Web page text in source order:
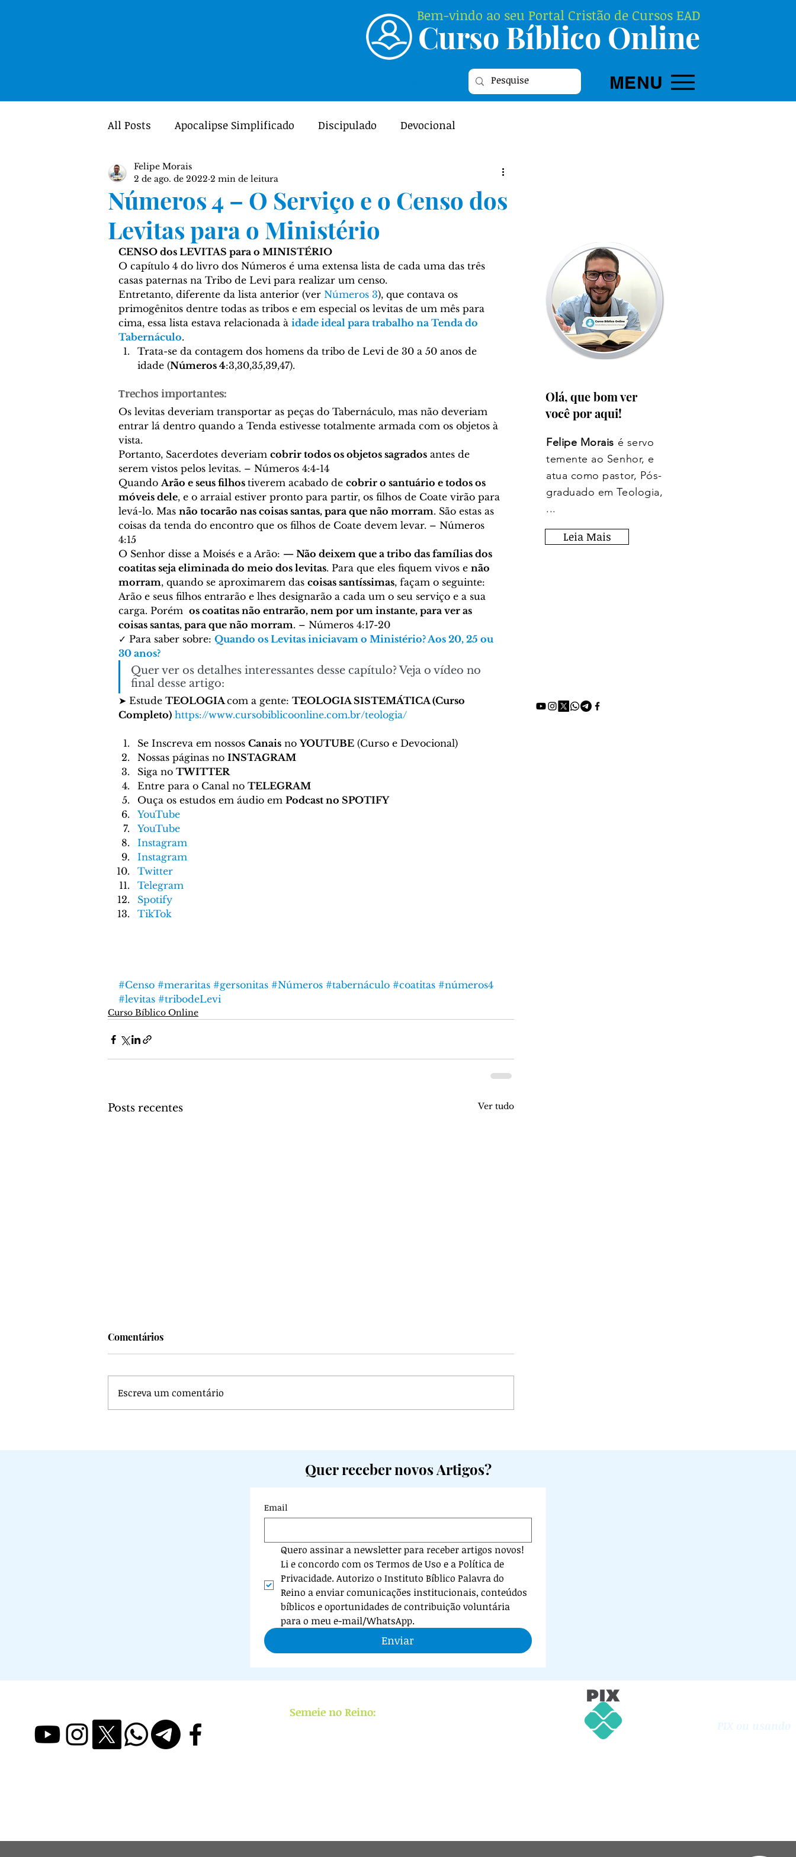
Curso Bíblico Online
Bem-vindo ao seu Portal Cristão de Cursos EAD
MENU
All Posts Apocalipse Simplificado Discipulado Devocional
Mulheres Portal GUIAME
Teologia Crítica Textual - As Escrituras
Cronologia Bíblica EVANGELISMO E MISSÕES Curso Bíblico Online
Reis de Israel e Reis de Judá Geografia Bíblica Festas Bíblicas
Sacerdócio Tabernáculo
Comentário Bíblico - Felipe Morais Traduções - © Curso Bíblico Online
Profetas Soteriologia Calvinismo Arminianismo
Bibliologia Lições Bíblicas Escatologia
Números 4 – O Serviço e o Censo dos
Levitas para o Ministério
Felipe Morais
2 de ago. de 2022 2 min de leitura
CENSO dos LEVITAS para o MINISTÉRIO
O capítulo 4 do livro dos Números é uma extensa lista de cada uma das três
casas paternas na Tribo de Levi para realizar um censo.
Entretanto, diferente da lista anterior (ver Números 3), que contava os
primogênitos dentre todas as tribos e em especial os levitas de um mês para
cima, essa lista estava relacionada à idade ideal para trabalho na Tenda do
Tabernáculo.
Trata-se da contagem dos homens da tribo de Levi de 30 a 50 anos de
idade (Números 4:3,30,35,39,47).
Trechos importantes:
Os levitas deveriam transportar as peças do Tabernáculo, mas não deveriam
entrar lá dentro quando a Tenda estivesse totalmente armada com os objetos à
vista.
Portanto, Sacerdotes deveriam cobrir todos os objetos sagrados antes de
serem vistos pelos levitas. – Números 4:4-14
Quando Arão e seus filhos tiverem acabado de cobrir o santuário e todos os
móveis dele, e o arraial estiver pronto para partir, os filhos de Coate virão para
levá-lo. Mas não tocarão nas coisas santas, para que não morram. São estas as
coisas da tenda do encontro que os filhos de Coate devem levar. – Números
4:15
O Senhor disse a Moisés e a Arão: — Não deixem que a tribo das famílias dos
coatitas seja eliminada do meio dos levitas. Para que eles fiquem vivos e não
morram, quando se aproximarem das coisas santíssimas, façam o seguinte:
Arão e seus filhos entrarão e lhes designarão a cada um o seu serviço e a sua
carga. Porém os coatitas não entrarão, nem por um instante, para ver as
coisas santas, para que não morram. – Números 4:17-20
✓ Para saber sobre: Quando os Levitas iniciavam o Ministério? Aos 20, 25 ou
30 anos?
Quer ver os detalhes interessantes desse capítulo? Veja o vídeo no
final desse artigo:
➤ Estude TEOLOGIA com a gente: TEOLOGIA SISTEMÁTICA (Curso
Completo) https://www.cursobiblicoonline.com.br/teologia/
Se Inscreva em nossos Canais no YOUTUBE (Curso e Devocional)
Nossas páginas no INSTAGRAM
Siga no TWITTER
Entre para o Canal no TELEGRAM
Ouça os estudos em áudio em Podcast no SPOTIFY
YouTube
YouTube
Instagram
Instagram
Twitter
Telegram
Spotify
TikTok
#Censo #meraritas #gersonitas #Números #tabernáculo #coatitas #números4
#levitas #tribodeLevi
Curso Bíblico Online
Posts recentes Ver tudo
Comentários
Escreva um comentário
Olá, que bom ver
você por aqui!
Felipe Morais é servo
temente ao Senhor, e
atua como pastor, Pós-
graduado em Teologia,
...
Leia Mais
Quer receber novos Artigos?
Email
Quero assinar a newsletter para receber artigos novos!
Li e concordo com os Termos de Uso e a Política de
Privacidade. Autorizo o Instituto Bíblico Palavra do
Reino a enviar comunicações institucionais, conteúdos
bíblicos e oportunidades de contribuição voluntária
para o meu e-mail/WhatsApp.
Enviar
Semeie no Reino: